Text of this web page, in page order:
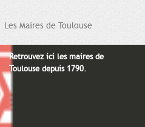
Les Maires de Toulouse
Retrouvez ici les maires de
Toulouse depuis 1790.